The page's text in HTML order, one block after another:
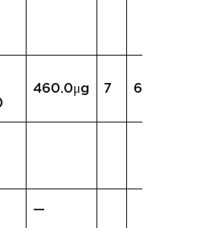
460.0μg 7 617.1μg
—